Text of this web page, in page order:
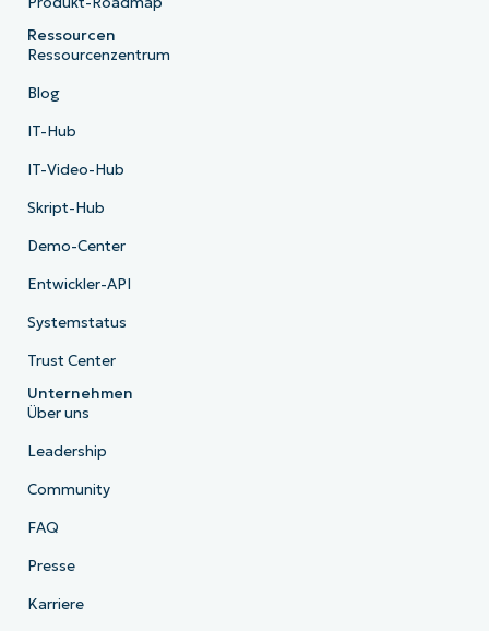
Ressourcen
Ressourcenzentrum
Blog
IT-Hub
IT-Video-Hub
Skript-Hub
Demo-Center
Entwickler-API
Systemstatus
Trust Center
Unternehmen
Über uns
Leadership
Community
FAQ
Presse
Karriere